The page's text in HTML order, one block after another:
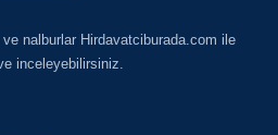
nalburlar Hirdavatciburada.com ile
inceleyebilirsiniz.